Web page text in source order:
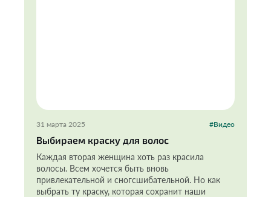
31 марта 2025 #Видео
Выбираем краску для волос
Каждая вторая женщина хоть раз красила
волосы. Всем хочется быть вновь
привлекательной и сногсшибательной. Но как
выбрать ту краску, которая сохранит наши